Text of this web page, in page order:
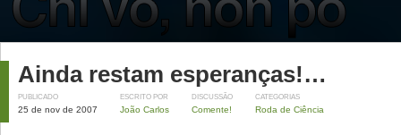
Ainda restam esperanças!…
PUBLICADO
25 de nov de 2007
ESCRITO POR
João Carlos
DISCUSSÃO
Comente!
CATEGORIAS
Roda de Ciência